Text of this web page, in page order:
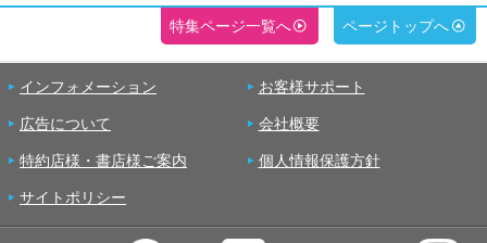
特集ページ一覧へ ページトップへ
インフォメーション お客様サポート
広告について 会社概要
特約店様・書店様ご案内 個人情報保護方針
サイトポリシー